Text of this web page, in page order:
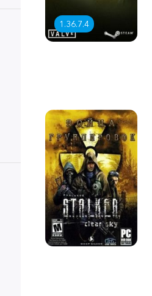
1.36.7.4